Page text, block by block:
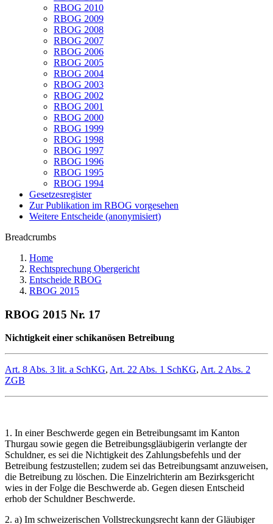
RBOG 2010
RBOG 2009
RBOG 2008
RBOG 2007
RBOG 2006
RBOG 2005
RBOG 2004
RBOG 2003
RBOG 2002
RBOG 2001
RBOG 2000
RBOG 1999
RBOG 1998
RBOG 1997
RBOG 1996
RBOG 1995
RBOG 1994
Gesetzesregister
Zur Publikation im RBOG vorgesehen
Weitere Entscheide (anonymisiert)
Breadcrumbs
Home
Rechtsprechung Obergericht
Entscheide RBOG
RBOG 2015
RBOG 2015 Nr. 17
Nichtigkeit einer schikanösen Betreibung
Art. 8 Abs. 3 lit. a SchKG, Art. 22 Abs. 1 SchKG, Art. 2 Abs. 2
ZGB
1. In einer Beschwerde gegen ein Betreibungsamt im Kanton
Thurgau sowie gegen die Betreibungsgläubigerin verlangte der
Schuldner, es sei die Nichtigkeit des Zahlungsbefehls und der
Betreibung festzustellen; zudem sei das Betreibungsamt anzuweisen,
die Betreibung zu löschen. Die Einzelrichterin am Bezirksgericht
wies in der Folge die Beschwerde ab. Gegen diesen Entscheid
erhob der Schuldner Beschwerde.
2. a) Im schweizerischen Vollstreckungsrecht kann der Gläubiger